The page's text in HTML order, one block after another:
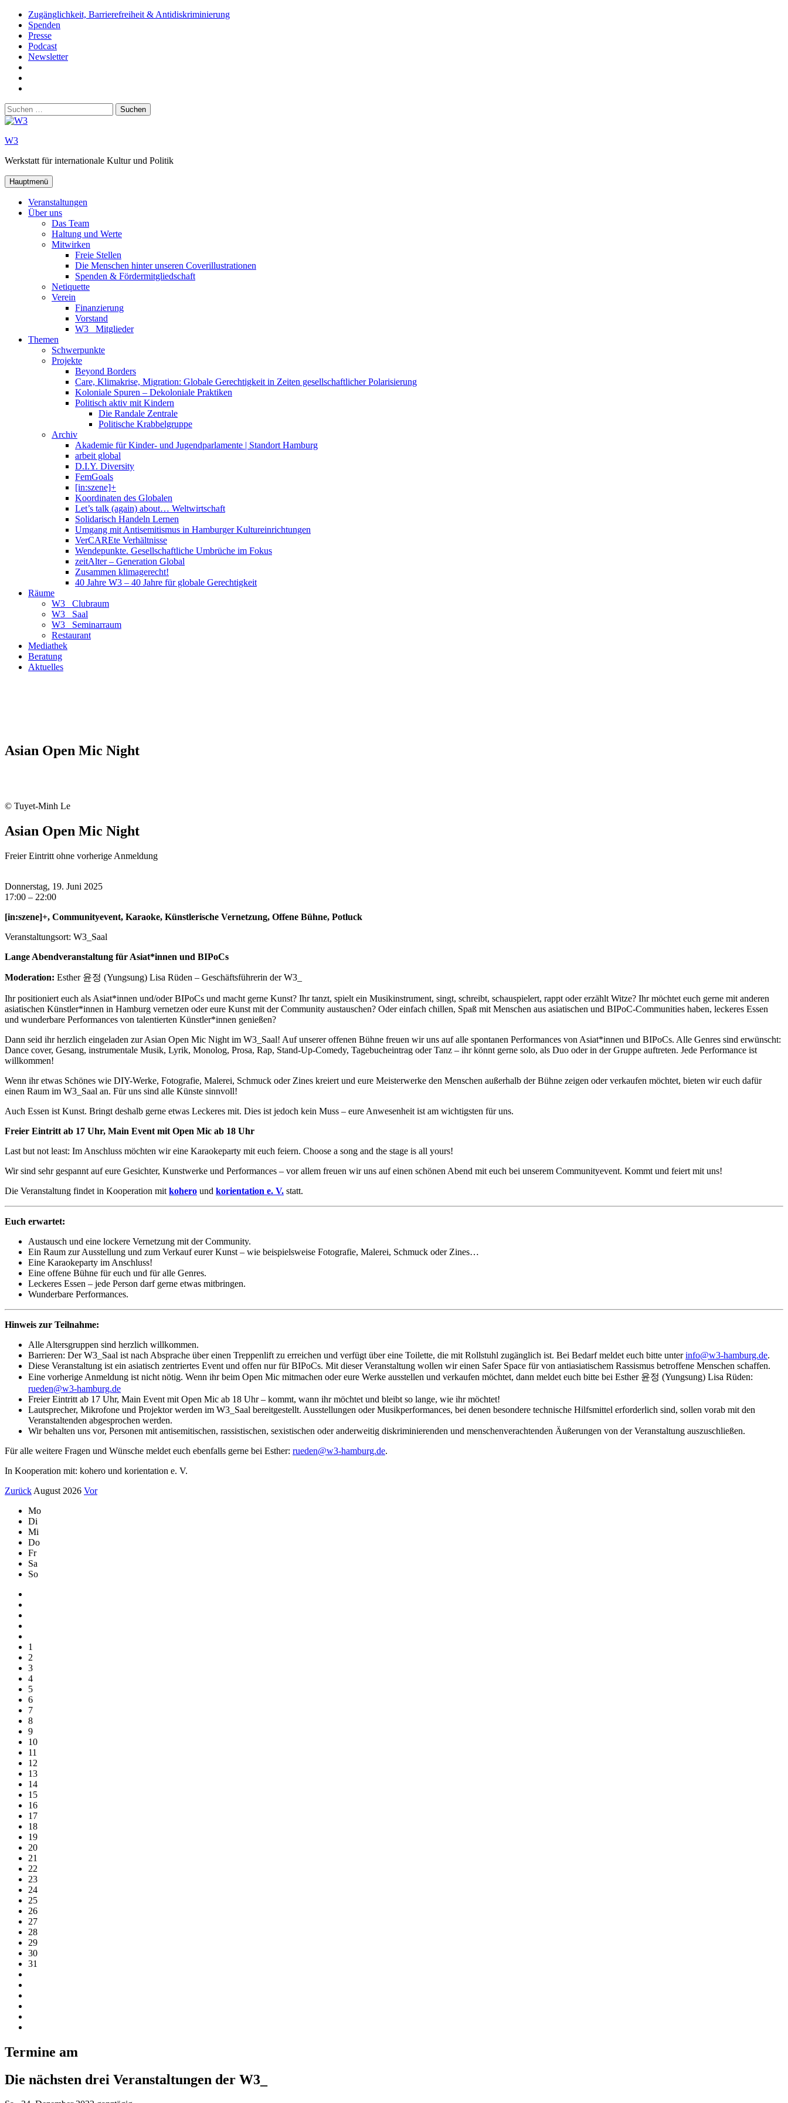
Zum
Inhalt
springen
Zugänglichkeit, Barrierefreiheit & Antidiskriminierung
Spenden
Presse
Podcast
Newsletter
Youtube
Suchen
nach:
W3
Werkstatt für internationale Kultur und Politik
Hauptmenü
Veranstaltungen
Über uns
Das Team
Haltung und Werte
Mitwirken
Freie Stellen
Die Menschen hinter unseren Coverillustrationen
Spenden & Fördermitgliedschaft
Netiquette
Verein
Finanzierung
Vorstand
W3_ Mitglieder
Themen
Schwerpunkte
Projekte
Beyond Borders
Care, Klimakrise, Migration: Globale Gerechtigkeit in Zeiten gesellschaftlicher Polarisierung
Koloniale Spuren – Dekoloniale Praktiken
Politisch aktiv mit Kindern
Die Randale Zentrale
Politische Krabbelgruppe
Archiv
Akademie für Kinder- und Jugendparlamente | Standort Hamburg
arbeit global
D.I.Y. Diversity
FemGoals
[in:szene]+
Koordinaten des Globalen
Let’s talk (again) about… Weltwirtschaft
Solidarisch Handeln Lernen
Umgang mit Antisemitismus in Hamburger Kultureinrichtungen
VerCAREte Verhältnisse
Wendepunkte. Gesellschaftliche Umbrüche im Fokus
zeitAlter – Generation Global
Zusammen klimagerecht!
40 Jahre W3 – 40 Jahre für globale Gerechtigkeit
Räume
W3_ Clubraum
W3_ Saal
W3_ Seminarraum
Restaurant
Mediathek
Beratung
Aktuelles
Asian Open Mic Night
© Tuyet-Minh Le
Asian Open Mic Night
Freier Eintritt ohne vorherige Anmeldung
Donnerstag, 19. Juni 2025
17:00 – 22:00
[in:szene]+, Communityevent, Karaoke, Künstlerische Vernetzung, Offene Bühne, Potluck
Veranstaltungsort: W3_Saal
Lange Abendveranstaltung für Asiat*innen und BIPoCs
Moderation: Esther 윤정 (Yungsung) Lisa Rüden – Geschäftsführerin der W3_
Ihr positioniert euch als Asiat*innen und/oder BIPoCs und macht gerne Kunst? Ihr tanzt, spielt ein Musikinstrument, singt, schreibt, schauspielert, rappt oder erzählt Witze? Ihr möchtet euch gerne mit anderen
asiatischen Künstler*innen in Hamburg vernetzen oder eure Kunst mit der Community austauschen? Oder einfach chillen, Spaß mit Menschen aus asiatischen und BIPoC-Communities haben, leckeres Essen
und wunderbare Performances von talentierten Künstler*innen genießen?
Dann seid ihr herzlich eingeladen zur Asian Open Mic Night im W3_Saal! Auf unserer offenen Bühne freuen wir uns auf alle spontanen Performances von Asiat*innen und BIPoCs. Alle Genres sind erwünscht:
Dance cover, Gesang, instrumentale Musik, Lyrik, Monolog, Prosa, Rap, Stand-Up-Comedy, Tagebucheintrag oder Tanz – ihr könnt gerne solo, als Duo oder in der Gruppe auftreten. Jede Performance ist
willkommen!
Wenn ihr etwas Schönes wie DIY-Werke, Fotografie, Malerei, Schmuck oder Zines kreiert und eure Meisterwerke den Menschen außerhalb der Bühne zeigen oder verkaufen möchtet, bieten wir euch dafür
einen Raum im W3_Saal an. Für uns sind alle Künste sinnvoll!
Auch Essen ist Kunst. Bringt deshalb gerne etwas Leckeres mit. Dies ist jedoch kein Muss – eure Anwesenheit ist am wichtigsten für uns.
Freier Eintritt ab 17 Uhr, Main Event mit Open Mic ab 18 Uhr
Last but not least: Im Anschluss möchten wir eine Karaokeparty mit euch feiern. Choose a song and the stage is all yours!
Wir sind sehr gespannt auf eure Gesichter, Kunstwerke und Performances – vor allem freuen wir uns auf einen schönen Abend mit euch bei unserem Communityevent. Kommt und feiert mit uns!
Die Veranstaltung findet in Kooperation mit kohero und korientation e. V. statt.
Euch erwartet:
Austausch und eine lockere Vernetzung mit der Community.
Ein Raum zur Ausstellung und zum Verkauf eurer Kunst – wie beispielsweise Fotografie, Malerei, Schmuck oder Zines…
Eine Karaokeparty im Anschluss!
Eine offene Bühne für euch und für alle Genres.
Leckeres Essen – jede Person darf gerne etwas mitbringen.
Wunderbare Performances.
Hinweis zur Teilnahme:
Alle Altersgruppen sind herzlich willkommen.
Barrieren: Der W3_Saal ist nach Absprache über einen Treppenlift zu erreichen und verfügt über eine Toilette, die mit Rollstuhl zugänglich ist. Bei Bedarf meldet euch bitte unterinfo@w3-hamburg.de.
Diese Veranstaltung ist ein asiatisch zentriertes Event und offen nur für BIPoCs. Mit dieser Veranstaltung wollen wir einen Safer Space für von antiasiatischem Rassismus betroffene Menschen schaffen.
Eine vorherige Anmeldung ist nicht nötig. Wenn ihr beim Open Mic mitmachen oder eure Werke ausstellen und verkaufen möchtet, dann meldet euch bitte bei Esther 윤정 (Yungsung) Lisa Rüden:
rueden@w3-hamburg.de
Freier Eintritt ab 17 Uhr, Main Event mit Open Mic ab 18 Uhr – kommt, wann ihr möchtet und bleibt so lange, wie ihr möchtet!
Lautsprecher, Mikrofone und Projektor werden im W3_Saal bereitgestellt. Ausstellungen oder Musikperformances, bei denen besondere technische Hilfsmittel erforderlich sind, sollen vorab mit den
Veranstaltenden abgesprochen werden.
Wir behalten uns vor, Personen mit antisemitischen, rassistischen, sexistischen oder anderweitig diskriminierenden und menschenverachtenden Äußerungen von der Veranstaltung auszuschließen.
Für alle weitere Fragen und Wünsche meldet euch ebenfalls gerne bei Esther: rueden@w3-hamburg.de.
In Kooperation mit: kohero und korientation e. V.
Zurück August 2026 Vor
Mo
Di
Mi
Do
Fr
Sa
So
1
2
3
4
5
6
7
8
9
10
11
12
13
14
15
16
17
18
19
20
21
22
23
24
25
26
27
28
29
30
31
Termine am
Die nächsten drei Veranstaltungen der W3_